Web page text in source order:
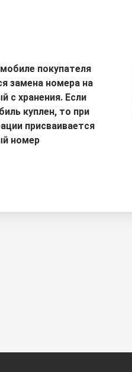
покупателя
замена номера на
с хранения. Если
куплен, то при
присваивается
номер